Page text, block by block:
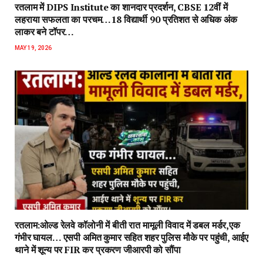
रतलाम में DIPS Institute का शानदार प्रदर्शन, CBSE 12वीं में
लहराया सफलता का परचम…18 विद्यार्थी 90 प्रतिशत से अधिक अंक
लाकर बने टॉपर…
MAY 19, 2026
रतलाम:ओल्ड रेलवे कॉलोनी में बीती रात मामूली विवाद में डबल मर्डर,एक
गंभीर घायल… एसपी अमित कुमार सहित शहर पुलिस मौके पर पहुंची, आईए
थाने में शून्य पर FIR कर प्रकरण जीआरपी को सौंपा